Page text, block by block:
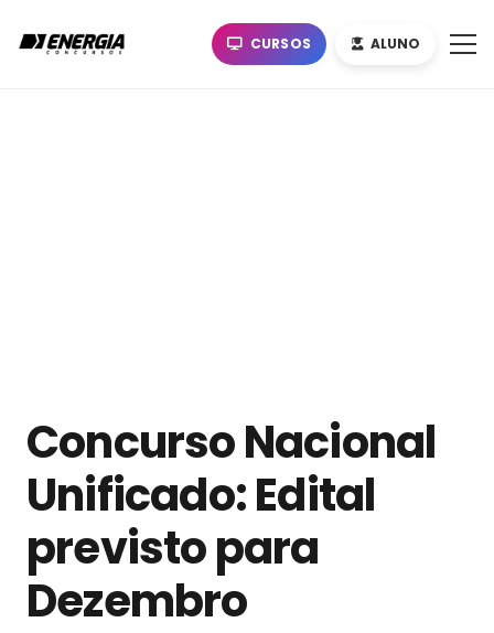
CURSOS ALUNO
Concurso Nacional
Unificado: Edital
previsto para
Dezembro